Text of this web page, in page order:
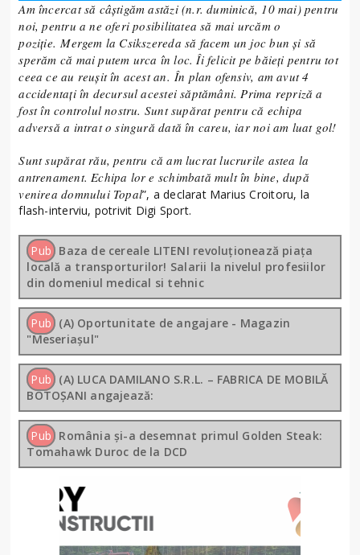
Am încercat să câștigăm astăzi (n.r. duminică, 10 mai) pentru
noi, pentru a ne oferi posibilitatea să mai urcăm o
poziție. Mergem la Csikszereda să facem un joc bun și să
sperăm că mai putem urca în loc. Îi felicit pe băieți pentru tot
ceea ce au reușit în acest an. În plan ofensiv, am avut 4
accidentați în decursul acestei săptămâni. Prima repriză a
fost în controlul nostru. Sunt supărat pentru că echipa
adversă a intrat o singură dată în careu, iar noi am luat gol!
Sunt supărat rău, pentru că am lucrat lucrurile astea la
antrenament. Echipa lor e schimbată mult în bine, după
venirea domnului Topal”, a declarat Marius Croitoru, la
flash-interviu, potrivit Digi Sport.
Pub Baza de cereale LITENI revoluționează piața
locală a transporturilor! Salarii la nivelul profesiilor
din domeniul medical si tehnic
Pub (A) Oportunitate de angajare - Magazin
"Meseriașul"
Pub (A) LUCA DAMILANO S.R.L. – FABRICA DE MOBILĂ
BOTOȘANI angajează:
Pub România și-a desemnat primul Golden Steak:
Tomahawk Duroc de la DCD